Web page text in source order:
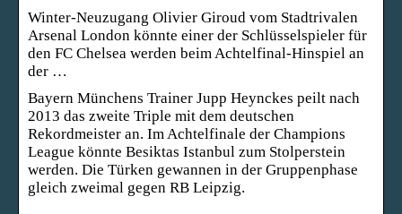
Winter-Neuzugang Olivier Giroud vom Stadtrivalen
Arsenal London könnte einer der Schlüsselspieler für
den FC Chelsea werden beim Achtelfinal-Hinspiel an
der …
Bayern Münchens Trainer Jupp Heynckes peilt nach
2013 das zweite Triple mit dem deutschen
Rekordmeister an. Im Achtelfinale der Champions
League könnte Besiktas Istanbul zum Stolperstein
werden. Die Türken gewannen in der Gruppenphase
gleich zweimal gegen RB Leipzig.